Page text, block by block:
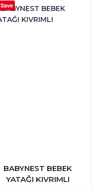
Save
BABYNEST BEBEK
YATAĞI KIVRIMLI